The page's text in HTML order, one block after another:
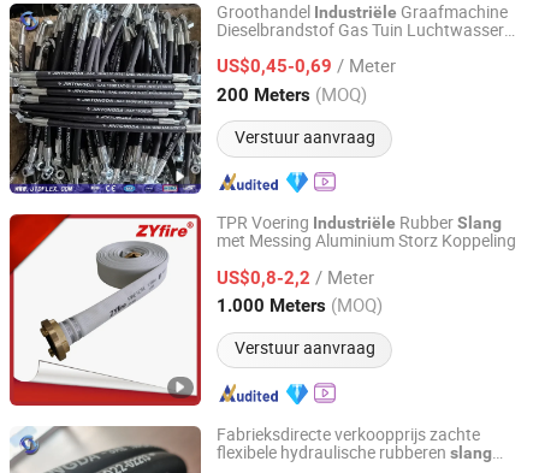
Groothandel Industriële Graafmachine
Dieselbrandstof Gas Tuin Luchtwasser
Gevlochten Olie Hoge Druk Rubber
Hydraulische
Slangmet Aansluitingen
US$0,45-0,69 / Meter
200 Meters (MOQ)
Verstuur aanvraag
Juye Jintongda Pipe Industry Co., Ltd
Shandong, China Sinds 2024
TPR Voering Industriële RubberSlang
met Messing Aluminium Storz Koppeling
US$0,8-2,2 / Meter
1.000 Meters (MOQ)
Verstuur aanvraag
ZYfire Hose Corporation
Jiangsu, China Sinds 2006
Fabrieksdirecte verkoopprijs zachte
flexibele hydraulische rubberen slang
Juye Jintongda Pipe Industry Co., Ltd